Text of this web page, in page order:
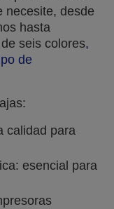
necesite, desde
hasta
seis colores,
de
calidad para
esencial para